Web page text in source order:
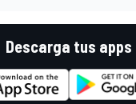
Descarga tus apps